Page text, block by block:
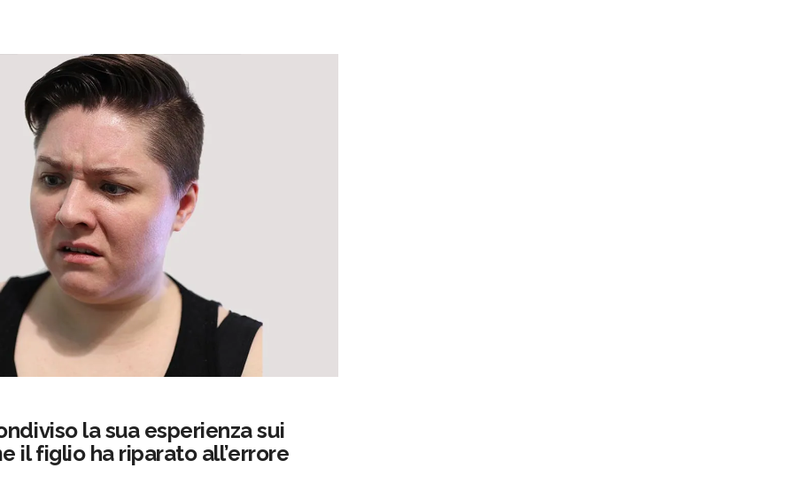
la sua esperienza sui
il figlio ha riparato all’errore